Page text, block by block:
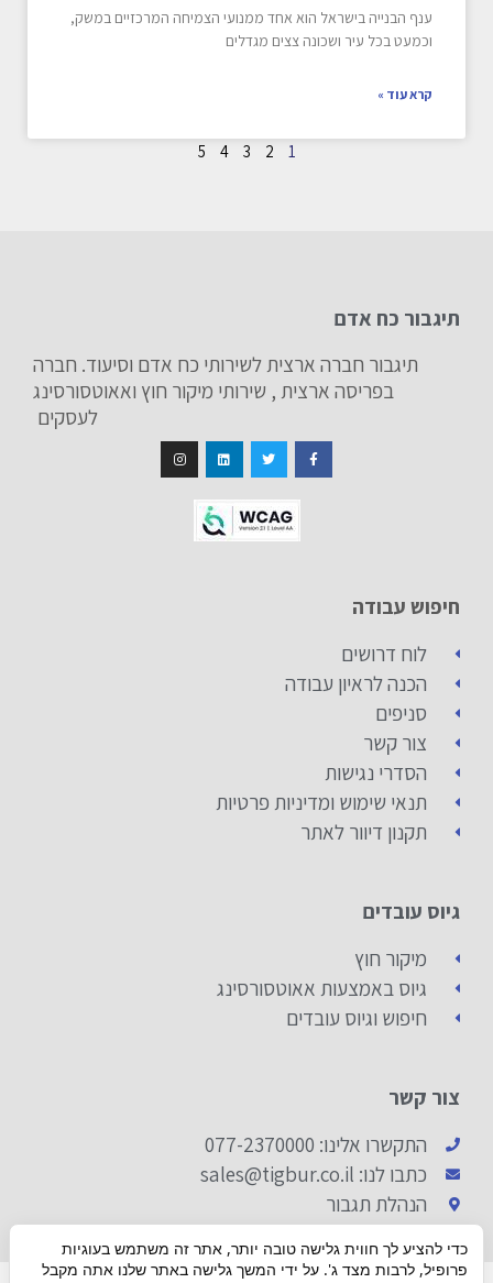
ענף הבנייה בישראל הוא אחד ממנועי הצמיחה המרכזיים במשק,
וכמעט בכל עיר ושכונה צצים מגדלים
קרא עוד »
1
2
3
4
5
תיגבור כח אדם
תיגבור חברה ארצית לשירותי כח אדם וסיעוד. חברה
בפריסה ארצית , שירותי מיקור חוץ ואאוטסורסינג
לעסקים
חיפוש עבודה
לוח דרושים
הכנה לראיון עבודה
סניפים
צור קשר
הסדרי נגישות
תנאי שימוש ומדיניות פרטיות
תקנון דיוור לאתר
גיוס עובדים
מיקור חוץ
גיוס באמצעות אאוטסורסינג
חיפוש וגיוס עובדים
צור קשר
התקשרו אלינו: 077-2370000
כתבו לנו: sales@tigbur.co.il
הנהלת תגבור
כדי להציע לך חווית גלישה טובה יותר, אתר זה משתמש בעוגיות
פרופיל, לרבות מצד ג'. על ידי המשך גלישה באתר שלנו אתה מקבל